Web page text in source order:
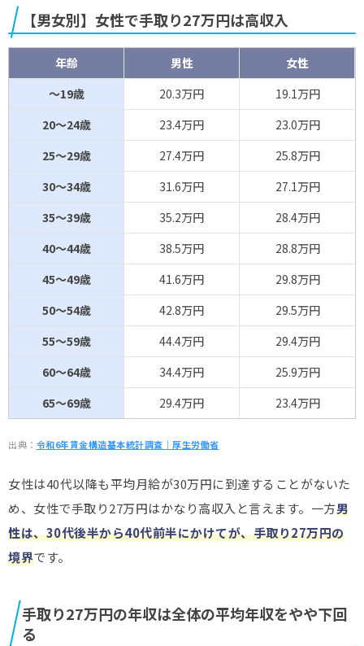
【男女別】女性で手取り27万円は高収入
年齢 男性
女性
～19歳
20.3万円
19.1万円
20～24歳
23.4万円
23.0万円
25～29歳
27.4万円
25.8万円
30～34歳
31.6万円
27.1万円
35～39歳
35.2万円
28.4万円
40～44歳
38.5万円
28.8万円
45～49歳
41.6万円
29.8万円
50～54歳
42.8万円
29.5万円
55～59歳
44.4万円
29.4万円
60～64歳
34.4万円
25.9万円
65～69歳
29.4万円 23.4万円
出典： 令和6年賃金構造基本統計調査｜厚生労働省
女性は40代以降も平均月給が30万円に到達することがないた
め、女性で手取り27万円はかなり高収入と言えます。一方男
性は、30代後半から40代前半にかけてが、手取り27万円の
境界です。
手取り27万円の年収は全体の平均年収をやや下回
る